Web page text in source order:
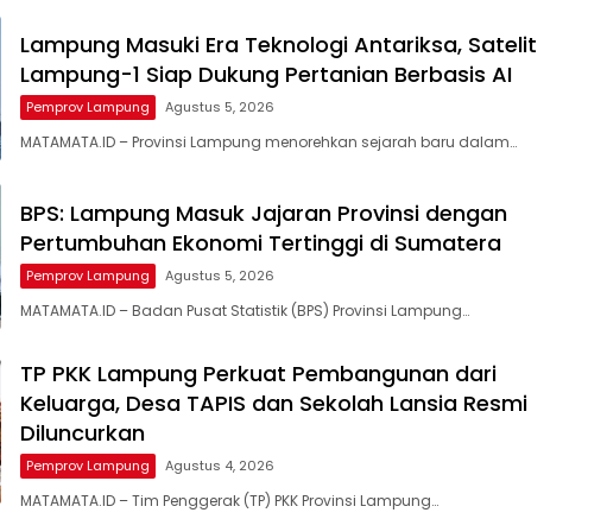
Lampung Masuki Era Teknologi Antariksa, Satelit
Lampung-1 Siap Dukung Pertanian Berbasis AI
Pemprov Lampung Agustus 5, 2026
MATAMATA.ID – Provinsi Lampung menorehkan sejarah baru dalam…
BPS: Lampung Masuk Jajaran Provinsi dengan
Pertumbuhan Ekonomi Tertinggi di Sumatera
Pemprov Lampung Agustus 5, 2026
MATAMATA.ID – Badan Pusat Statistik (BPS) Provinsi Lampung…
TP PKK Lampung Perkuat Pembangunan dari
Keluarga, Desa TAPIS dan Sekolah Lansia Resmi
Diluncurkan
Pemprov Lampung Agustus 4, 2026
MATAMATA.ID – Tim Penggerak (TP) PKK Provinsi Lampung…